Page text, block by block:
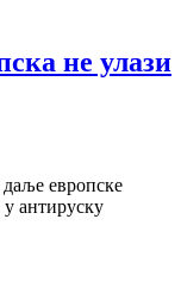
не улази
европске
антируску